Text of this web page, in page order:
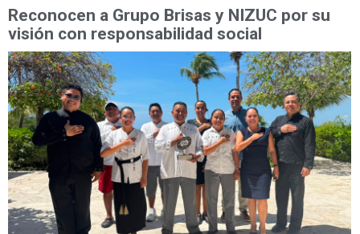
Reconocen a Grupo Brisas y NIZUC por su
visión con responsabilidad social